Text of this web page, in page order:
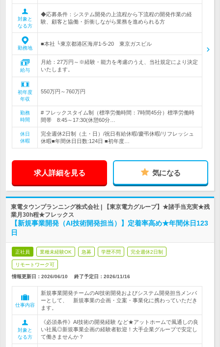
対象と
なる方
◆応募条件：システム開発の上流程から下流程の開発作業の経
験、顧客と協働・折衝しながら業務を進められる方
勤務地
■本社 └東京都港区海岸1-5-20 東京ガスビル
給与
月給：27万円～※経験・能力を考慮のうえ、当社規定により決定
いたします。
初年度
年収
550万円～760万円
勤務
時間
# フレックスタイム制（標準労働時間：7時間45分）標準労働時
間帯 8:45～17:30(休憩60分…
休日
休暇
完全週休2日制（土・日）/祝日有給休暇/慶弔休暇/リフレッシュ
休暇■年間休日日数:124日 ■初年度…
求人詳細を見る 気になる
東電タウンプランニング株式会社 | 【東京電力グループ】★諸手当充実★残
業月30h程★フレックス
【新規事業開発（AI技術開発担当）】定着率高め★年間休日123
日
正社員 業種未経験OK 急募 学歴不問 完全週休2日制
リモートワーク可
情報更新日：2026/06/10 終了予定日： 2026/11/16
仕事内容
新規事業開発チームのAI技術開発およびシステム開発担当メンバ
ーとして、 新規事業の企画・立案・事業化に携わっていただき
ます。
対象と
なる方
《必須条件》AI技術の開発経験 など★アットホームで風通しの良
い社風◎新規事業企画の経験者歓迎！大手企業グループで安定し
て働きませんか？